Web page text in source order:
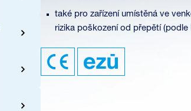
také pro zařízení umístěná ve
rizika poškození od přepětí (podle